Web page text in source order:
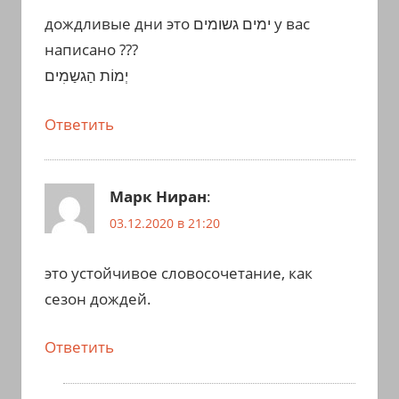
дождливые дни это ימים גשומים у вас
написано ???
יְמוֹת הַגשַמִים
Ответить
Марк Ниран:
03.12.2020 в 21:20
это устойчивое словосочетание, как
сезон дождей.
Ответить